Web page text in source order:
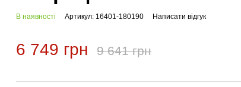
В наявності Артикул: 16401-180190 Написати відгук
6 749 грн 9 641 грн